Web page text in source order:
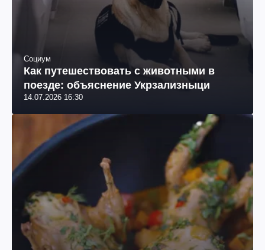
Социум
Как путешествовать с животными в
поезде: объяснение Укрзализныци
14.07.2026 16:30